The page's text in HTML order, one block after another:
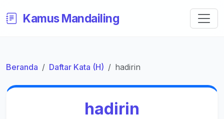
Kamus Mandailing
Beranda Daftar Kata (H) hadirin
hadirin